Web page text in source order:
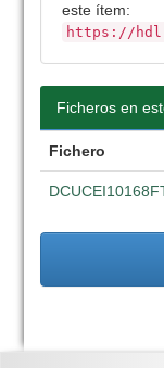
este ítem:
https://
Ficheros en
Fichero